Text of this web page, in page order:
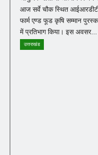
आज सर्वे चौक स्थित
फार्म एण्ड फूड कृषि सम्मान
में प्रतिभाग किया। इस अवसर...
उत्तराखंड